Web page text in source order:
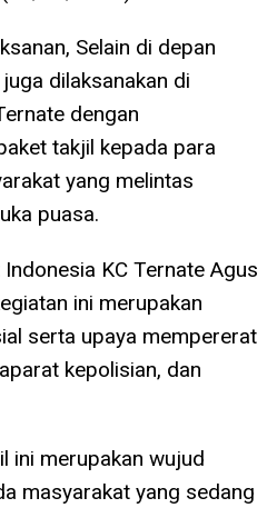
Selain di depan
dilaksanakan di
dengan
takjil kepada para
yang melintas
puasa.
KC Ternate Agus
ini merupakan
serta upaya mempererat
kepolisian, dan
ini merupakan wujud
masyarakat yang sedang